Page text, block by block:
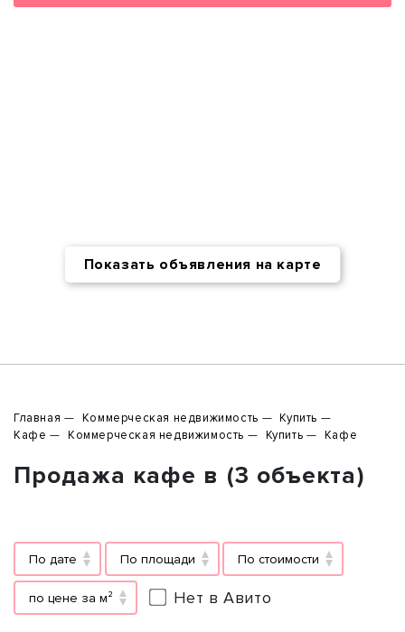
Показать объявления на карте
Главная Коммерческая недвижимость
Купить
Кафе
Коммерческая недвижимость Купить Кафе
Продажа кафе в (3 объекта)
По дате По площади По стоимости
по цене за м² Нет в Авито